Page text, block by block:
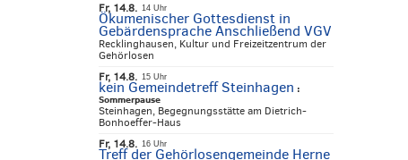
Fr, 14.8. 14 Uhr
Ökumenischer Gottesdienst in
Gebärdensprache Anschließend VGV
Recklinghausen, Kultur und Freizeitzentrum der
Gehörlosen
Fr, 14.8. 15 Uhr
kein Gemeindetreff Steinhagen :
Sommerpause
Steinhagen, Begegnungsstätte am Dietrich-
Bonhoeffer-Haus
Fr, 14.8. 16 Uhr
Treff der Gehörlosengemeinde Herne